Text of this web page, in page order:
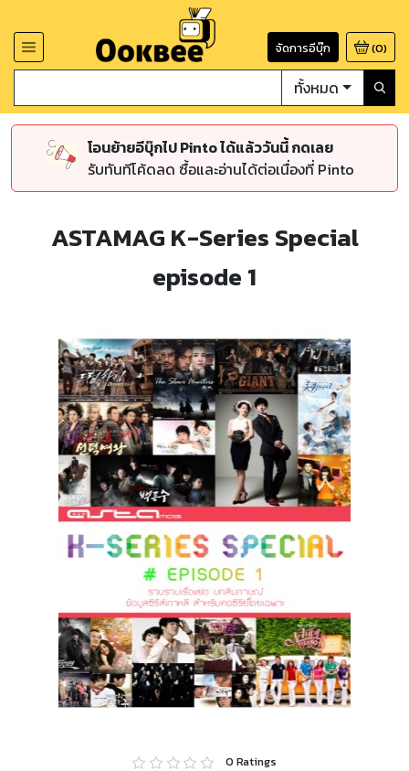
จัดการอีบุ๊ก (0)
ทั้งหมด
โอนย้ายอีบุ๊กไป Pinto ได้แล้ววันนี้ กดเลย
รับทันทีโค้ดลด ซื้อและอ่านได้ต่อเนื่องที่ Pinto
ASTAMAG K-Series Special
episode 1
0 Ratings